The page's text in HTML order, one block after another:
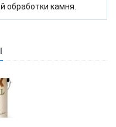
обработки камня.